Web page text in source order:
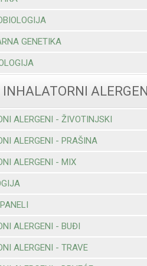
GENETIKA
INHALATORNI
ALERGENI - ŽIVOTINJSKI
ALERGENI - PRAŠINA
ALERGENI - MIX
ALERGENI - BUĐI
ALERGENI - TRAVE